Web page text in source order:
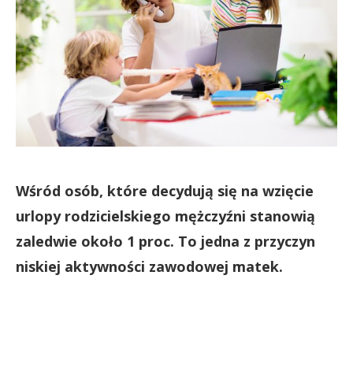
Wśród osób, które decydują się na wzięcie
urlopy rodzicielskiego mężczyźni stanowią
zaledwie około 1 proc. To jedna z przyczyn
niskiej aktywności zawodowej matek.